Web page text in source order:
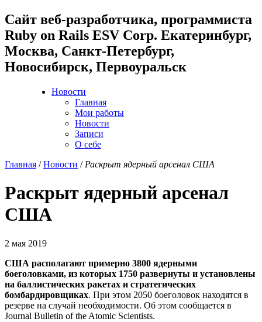
Cайт веб-разработчика, программиста
Ruby on Rails ESV Corp. Екатеринбург,
Москва, Санкт-Петербург,
Новосибирск, Первоуральск
Новости
Главная
Мои работы
Новости
Записи
О себе
Главная /Новости / Раскрыт ядерный арсенал США
Раскрыт ядерный арсенал
США
2 мая 2019
США располагают примерно 3800 ядерными
боеголовками, из которых 1750 развернуты и установлены
на баллистических ракетах и стратегических
бомбардировщиках. При этом 2050 боеголовок находятся в
резерве на случай необходимости. Об этом сообщается в
Journal Bulletin of the Atomic Scientists.